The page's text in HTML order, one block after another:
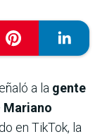
a la gente
Mariano
en TikTok, la